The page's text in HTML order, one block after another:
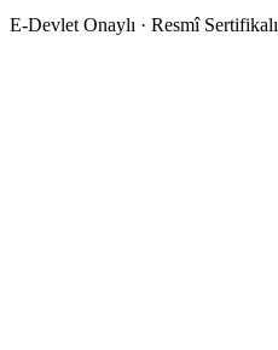
E-Devlet Onaylı · Resmî Sertifikalı